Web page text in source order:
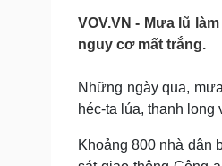
Pháp luật
Vụ án
Tư vấn luật
Sức khỏe
VOV.VN - Mưa lũ
nguy cơ mất trắng.
Những ngày qua,
héc-ta lúa, thanh
Khoảng 800 nhà dân